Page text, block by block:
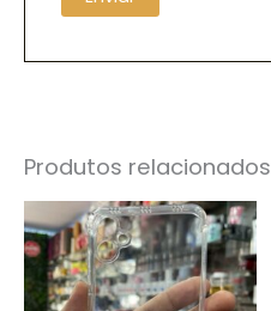
Produtos relacionados